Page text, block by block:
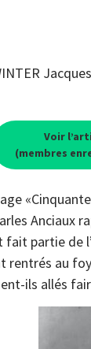
Jacques
Voir
(membres
Anciaux
fait partie de
rentrés au
ils allés